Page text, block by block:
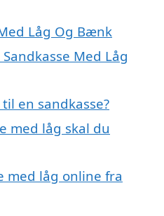
Låg Og Bænk
Sandkasse Med Låg
en sandkasse?
med låg skal du
med låg online fra